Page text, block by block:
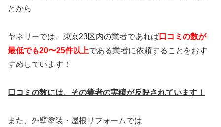
とから
ヤネリーでは、東京23区内の業者であれば口コミの数が
最低でも20〜25件以上である業者に依頼することをおす
すめしています！
口コミの数には、その業者の実績が反映されています！
また、外壁塗装・屋根リフォームでは